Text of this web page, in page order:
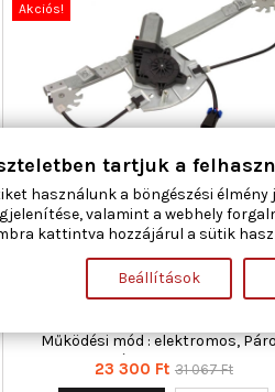
Akciós!
MAXGEAR 50-0297 ABLAKEMELŐ
ELSŐ FIAT
Ajtók száma : 3 / 5, Beépítési oldal
első, Csatlakozók száma : 2,
Működési mód : elektromos,
cikkszám : 350103317000
Ár
23 300 Ft Normál
31 067 Ft
tartjuk a
használunk a böngészési
valamint a webhely
kattintva hozzájárul a sütik
Beállítások